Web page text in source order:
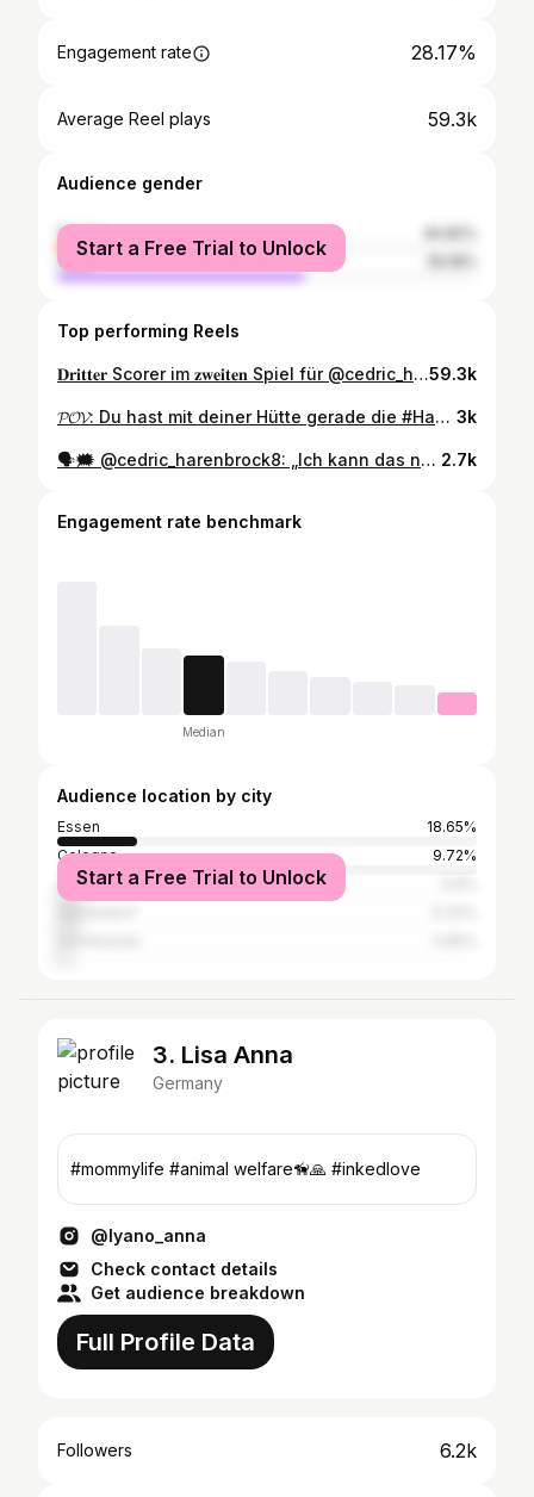
Engagement rate 28.17%
Average Reel plays 59.3k
Audience gender
female
male
Start a Free Trial to Unlock
Top performing Reels
𝐃𝐫𝐢𝐭𝐭𝐞𝐫 Scorer im 𝐳𝐰𝐞𝐢𝐭𝐞𝐧 Spiel für @cedric_harenbrock8! 👊 💥 Trotz Niederlage wollen wir euch diesen schicken Spielzug nicht vorenthalten. ______________ #rotweissessen #rwessen #rwe1907 #immeRWEiter #hafenstraße #nurderrwe59.3k
𝓟𝓞𝓥: Du hast mit deiner Hütte gerade die #Hafenstraße zum Beben gebracht! 😍🤜🤛 🙋‍♂️ @cedric_harenbrock8 ______________ #rotweissessen #rwessen #rwe1907 #immeRWEiter #hafenstraße #nurderrwe 3k
🗣🗯 @cedric_harenbrock8: „Ich kann das noch gar nicht realisieren. Der Rasen voll mit Fans ist genau das, wovon man wochenlang geträumt hat. Vor fünf, sechs Wochen hatte ich diesen Traum und die Vorstellung, was passiert, wenn wir es nicht schaffen, zugleich im Kopf. In der Mannschaft wollte es aber jeder! Es ist einfach einhundert mal krasser, als wir uns das vorgestellt haben. Jetzt feiern wir durch!“ ____________ #rotweissessen #rwessen #rwe1907 #immeRWEiter #hafenstraße 2.7k
Engagement rate benchmark
Median
Audience location by city
Essen
18.65%
Cologne
9.72%
Wuppertal
Start a Free Trial to Unlock
3. Lisa Anna
Germany
#mommylife #animal welfare🦮🙏 #inkedlove
@lyano_anna
Check contact details
Get audience breakdown
Full Profile Data
Followers 6.2k